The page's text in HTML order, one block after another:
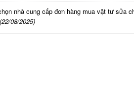
nhà cung cấp đơn hàng mua vật tư sửa
(22/08/2025)